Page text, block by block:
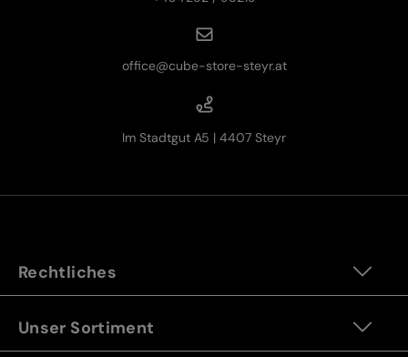
office@cube-store-steyr.at
Im Stadtgut A5 | 4407 Steyr
Rechtliches
Unser Sortiment